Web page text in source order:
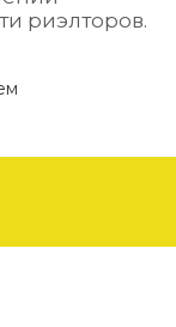
риэлторов.